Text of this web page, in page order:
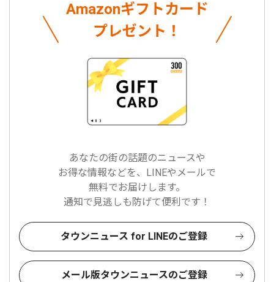
Amazonギフトカード
プレゼント！
あなたの街の話題のニュースや
お得な情報などを、LINEやメールで
無料でお届けします。
通知で見逃しも防げて便利です！
タウンニュース for LINEのご登録
メール版タウンニュースのご登録